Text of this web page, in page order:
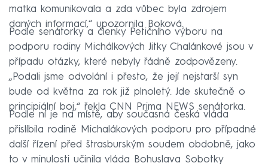
matka komunikovala a zda vůbec byla zdrojem
daných informací,“ upozornila Boková.
Podle senátorky a členky Petičního výboru na
podporu rodiny Michálkových Jitky Chalánkové jsou v
případu otázky, které nebyly řádně zodpovězeny.
„Podali jsme odvolání i přesto, že její nejstarší syn
bude od května za rok již plnoletý. Jde skutečně o
principiální boj,“ řekla CNN Prima NEWS senátorka.
Podle ní je na místě, aby současná česká vláda
přislíbila rodině Michalákových podporu pro případné
další řízení před štrasburským soudem obdobně, jako
to v minulosti učinila vláda Bohuslava Sobotky